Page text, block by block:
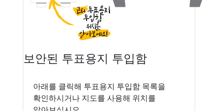
보안된 투표용지 투입함
아래를 클릭해 투표용지 투입함 목록을
확인하시거나 지도를 사용해 위치를